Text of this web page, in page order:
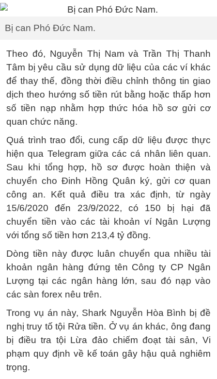
Bị can Phó Đức Nam.
Theo đó, Nguyễn Thị Nam và Trần Thị Thanh
Tâm bị yêu cầu sử dụng dữ liệu của các ví khác
để thay thế, đồng thời điều chỉnh thông tin giao
dịch theo hướng số tiền rút bằng hoặc thấp hơn
số tiền nạp nhằm hợp thức hóa hồ sơ gửi cơ
quan chức năng.
Quá trình trao đổi, cung cấp dữ liệu được thực
hiện qua Telegram giữa các cá nhân liên quan.
Sau khi tổng hợp, hồ sơ được hoàn thiện và
chuyển cho Đinh Hồng Quân ký, gửi cơ quan
công an. Kết quả điều tra xác định, từ ngày
15/6/2020 đến 23/9/2022, có 150 bị hại đã
chuyển tiền vào các tài khoản ví Ngân Lượng
với tổng số tiền hơn 213,4 tỷ đồng.
Dòng tiền này được luân chuyển qua nhiều tài
khoản ngân hàng đứng tên Công ty CP Ngân
Lượng tại các ngân hàng lớn, sau đó nạp vào
các sàn forex nêu trên.
Trong vụ án này, Shark Nguyễn Hòa Bình bị đề
nghị truy tố tội Rửa tiền. Ở vụ án khác, ông đang
bị điều tra tội Lừa đảo chiếm đoạt tài sản, Vi
phạm quy định về kế toán gây hậu quả nghiêm
trọng.